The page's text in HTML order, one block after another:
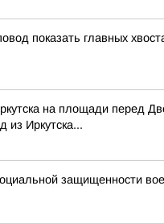
показать главных
на площади перед
из Иркутска...
защищенности